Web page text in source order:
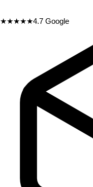
★★★★★4.7 Google